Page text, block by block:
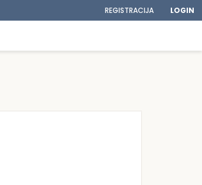
REGISTRACIJA LOGIN